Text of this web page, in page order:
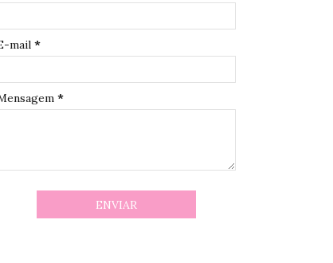
mail *
*